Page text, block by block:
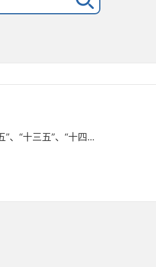
、“十三五”、“十四...